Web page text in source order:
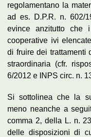
regolamentano la
ad es. D.P.R. n. 602/
evince anzitutto che
cooperative ivi
di fruire dei trattamenti
straordinaria (cfr.
6/2012 e INPS circ. n.
Si sottolinea che la
meno neanche a
comma 2, della L. n.
delle disposizioni di